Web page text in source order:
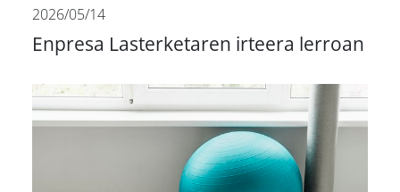
2026/05/14
Enpresa Lasterketaren irteera lerroan